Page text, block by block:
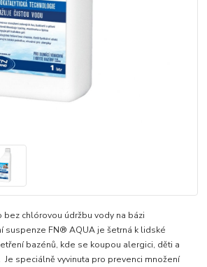
bez chlórovou údržbu vody na bázi
suspenze FN® AQUA je šetrná k lidské
bazénů, kde se koupou alergici, děti a
speciálně vyvinuta pro prevenci množení